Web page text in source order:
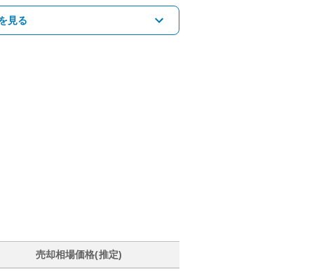
見る
売却相場価格(推定)